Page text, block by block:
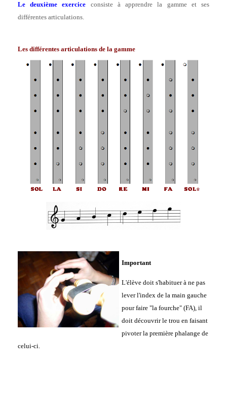
Le deuxième exercice
consiste à apprendre la gamme et ses
différentes articulations.
Les différentes articulations de la gamme
Important
L'élève doit s'habituer à ne pas
lever l'index de la main gauche
pour faire "la fourche" (FA), il
doit découvrir le trou en faisant
pivoter la première phalange de
celui-ci.